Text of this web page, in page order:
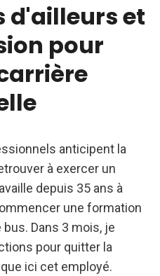
d'ailleurs et
pour
anticipent la
à exercer un
depuis 35 ans à
une formation
Dans 3 mois, je
pour quitter la
ici cet employé.